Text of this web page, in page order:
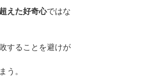
えた好奇心ではな
することを避けが
う。